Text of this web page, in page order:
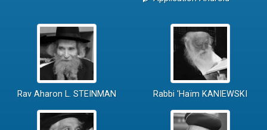
Rav Aharon L. STEINMAN Rabbi 'Haïm KANIEWSKI